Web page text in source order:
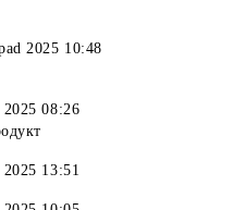
2025 10:48
08:26
13:51